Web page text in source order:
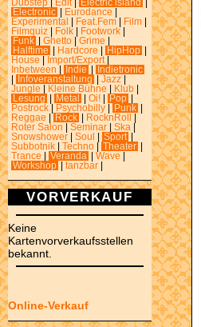
Dubstep
Edit Electric island
Electronic
Eurodance
Experimental
Feat.Fem Film
Filmquiz
Folk Footwork
Funk
Ghetto Grime
Halftime
Hardcore HipHop
House
Import/Export
Inbetween
Indie
Indietronic
Infoveranstaltung Jazz
Jungle
Kleine Bühne Klub
Lesung
Metal Oi! Pop
Postrock
Psychobilly Punk
Reggae
Rock RocknRoll
Roter Salon
Seminar Ska
Snowshower
Soul Sport
Subbotnik
Techno Theater
Trance
Veranda Wave
Workshop
tanzbar
VORVERKAUF
Keine
Kartenvorverkaufsstellen
bekannt.
Online-Verkauf